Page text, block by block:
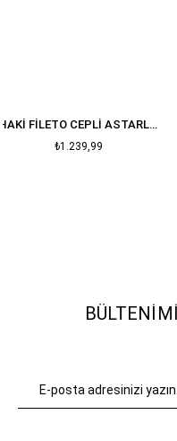
HAKI FILETO CEPLI ASTARLI OVERSIZE BLAZER CEKET
₺1.239,99